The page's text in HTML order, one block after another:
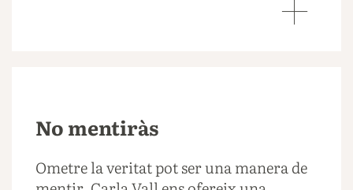
No mentiràs
Ometre la veritat pot ser una manera de